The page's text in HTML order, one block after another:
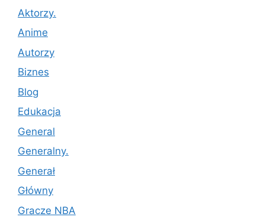
Aktorzy.
Anime
Autorzy
Biznes
Blog
Edukacja
General
Generalny.
Generał
Główny
Gracze NBA